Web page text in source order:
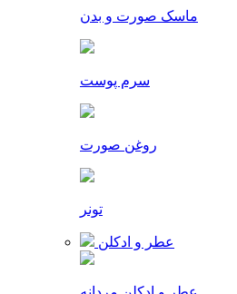
ماسک صورت و بدن
سرم پوست
روغن صورت
تونر
عطر و ادکلن